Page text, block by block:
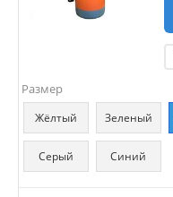
Размер
Жёлтый Зеленый
Серый Синий